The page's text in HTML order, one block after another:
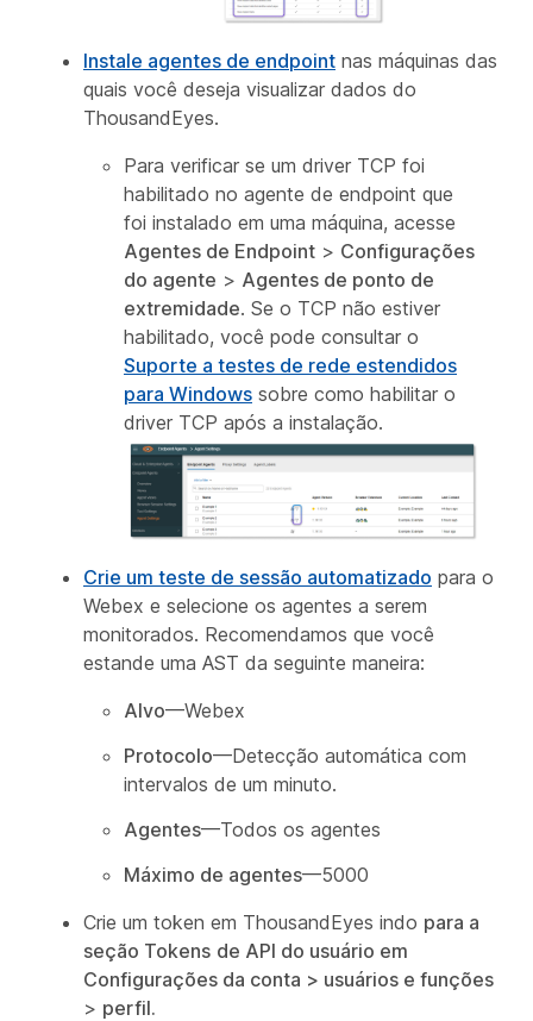
Instale agentes de endpoint nas máquinas das
quais você deseja visualizar dados do
ThousandEyes.
Para verificar se um driver TCP foi
habilitado no agente de endpoint que
foi instalado em uma máquina, acesse
Agentes de Endpoint > Configurações
do agente > Agentes de ponto de
extremidade. Se o TCP não estiver
habilitado, você pode consultar o
Suporte a testes de rede estendidos
para Windows sobre como habilitar o
driver TCP após a instalação.
Crie um teste de sessão automatizado para o
Webex e selecione os agentes a serem
monitorados. Recomendamos que você
estande uma AST da seguinte maneira:
Alvo—Webex
Protocolo—Detecção automática com
intervalos de um minuto.
Agentes—Todos os agentes
Máximo de agentes—5000
Crie um token em ThousandEyes indo para a
seção Tokens de API do usuário em
Configurações da conta > usuários e funções
> perfil.